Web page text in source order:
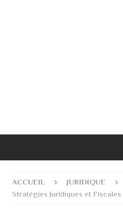
ACCUEIL JURIDIQUE
Stratégies Juridiques et Fiscales